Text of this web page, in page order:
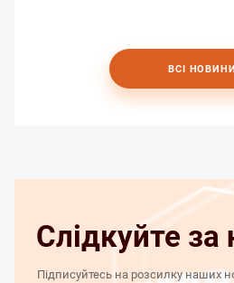
ВСІ НОВИНИ
Слідкуйте
Підписуйтесь на розсилку наших